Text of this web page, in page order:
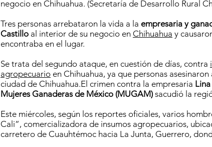
negocio en Chihuahua. (Secretaría de Desarrollo Rural
Tres personas arrebataron la vida a la empresaria y
Castillo al interior de su negocio en Chihuahua y
encontraba en el lugar.
Se trata del segundo ataque, en cuestión de días, contra
agropecuario en Chihuahua, ya que personas
ciudad de Chihuahua.El crimen contra la empresaria
Mujeres Ganaderas de México (MUGAM)sacudió la
Este miércoles, según los reportes oficiales, varios
Cali”, comercializadora de insumos agropecuarios,
carretero de Cuauhtémoc hacia La Junta, Guerrero,